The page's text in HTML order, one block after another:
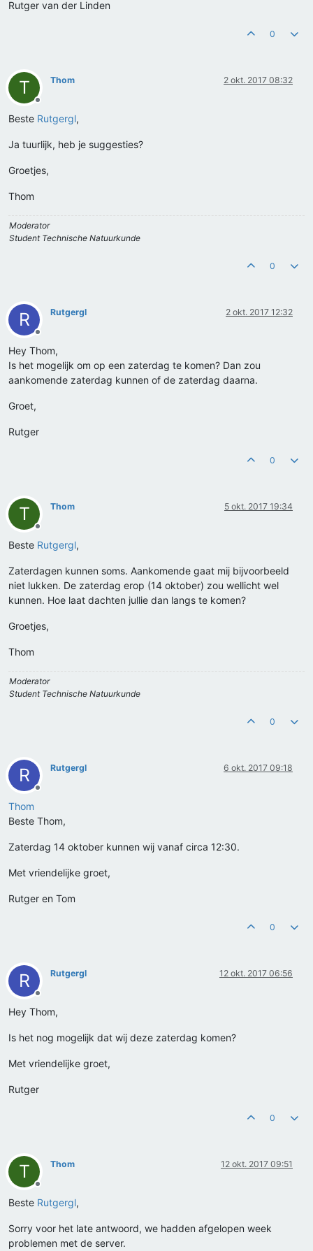
Rutger van der Linden
0
T
Offline
Thom 2 okt. 2017 08:32
Beste Rutgergl,
Ja tuurlijk, heb je suggesties?
Groetjes,
Thom
Moderator
Student Technische Natuurkunde
0
R
Offline
Rutgergl 2 okt. 2017 12:32
Hey Thom,
Is het mogelijk om op een zaterdag te komen? Dan zou
aankomende zaterdag kunnen of de zaterdag daarna.
Groet,
Rutger
0
T
Offline
Thom 5 okt. 2017 19:34
Beste Rutgergl,
Zaterdagen kunnen soms. Aankomende gaat mij bijvoorbeeld
niet lukken. De zaterdag erop (14 oktober) zou wellicht wel
kunnen. Hoe laat dachten jullie dan langs te komen?
Groetjes,
Thom
Moderator
Student Technische Natuurkunde
0
R
Offline
Rutgergl 6 okt. 2017 09:18
Thom
Beste Thom,
Zaterdag 14 oktober kunnen wij vanaf circa 12:30.
Met vriendelijke groet,
Rutger en Tom
0
R
Offline
Rutgergl 12 okt. 2017 06:56
Hey Thom,
Is het nog mogelijk dat wij deze zaterdag komen?
Met vriendelijke groet,
Rutger
0
T
Offline
Thom 12 okt. 2017 09:51
Beste Rutgergl,
Sorry voor het late antwoord, we hadden afgelopen week
problemen met de server.